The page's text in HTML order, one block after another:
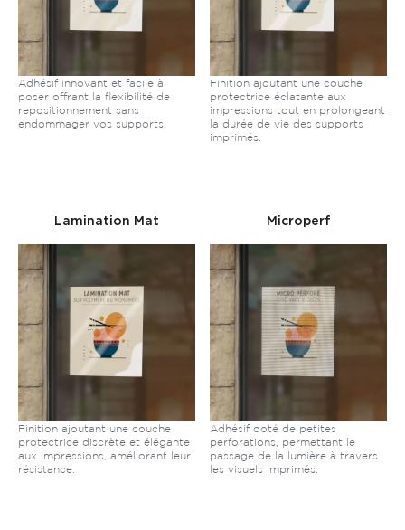
Adhésif innovant et facile à
poser offrant la flexibilité de
repositionnement sans
endommager vos supports.
Finition ajoutant une couche
protectrice éclatante aux
impressions tout en prolongeant
la durée de vie des supports
imprimés.
Lamination Mat
Finition ajoutant une couche
protectrice discrète et élégante
aux impressions, améliorant leur
résistance.
Microperf
Adhésif doté de petites
perforations, permettant le
passage de la lumière à travers
les visuels imprimés.